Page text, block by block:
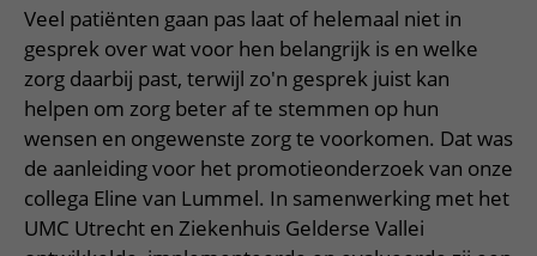
Veel patiënten gaan pas laat of helemaal niet in
gesprek over wat voor hen belangrijk is en welke
zorg daarbij past, terwijl zo'n gesprek juist kan
helpen om zorg beter af te stemmen op hun
wensen en ongewenste zorg te voorkomen. Dat was
de aanleiding voor het promotieonderzoek van onze
collega Eline van Lummel. In samenwerking met het
UMC Utrecht en Ziekenhuis Gelderse Vallei